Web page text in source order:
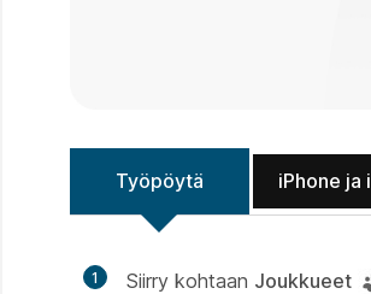
Työpöytä iPhone ja
1 Siirry kohtaan Joukkueet